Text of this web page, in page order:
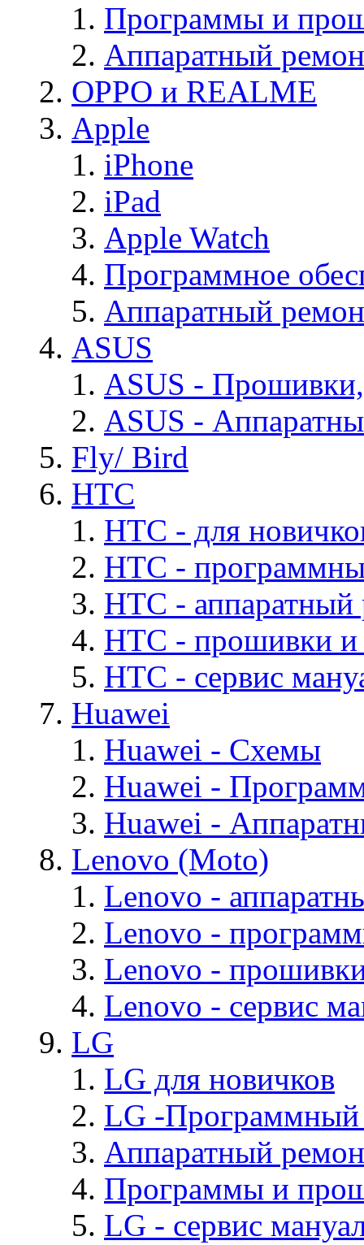
Программы и
Аппаратный
OPPO и REALME
Apple
iPhone
iPad
Apple Watch
Программное
Аппаратный
ASUS
ASUS -
ASUS -
Fly/ Bird
HTC
HTC - для
HTC -
HTC - аппаратный
HTC - прошивки
HTC - cервис
Huawei
Huawei - Cхемы
Huawei -
Huawei -
Lenovo (Moto)
Lenovo -
Lenovo -
Lenovo -
Lenovo - cервис
LG
LG для новичков
LG -Программный
Аппаратный
Программы и
LG - cервис